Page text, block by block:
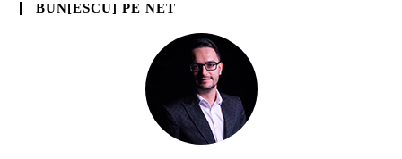
BUN[ESCU] PE NET